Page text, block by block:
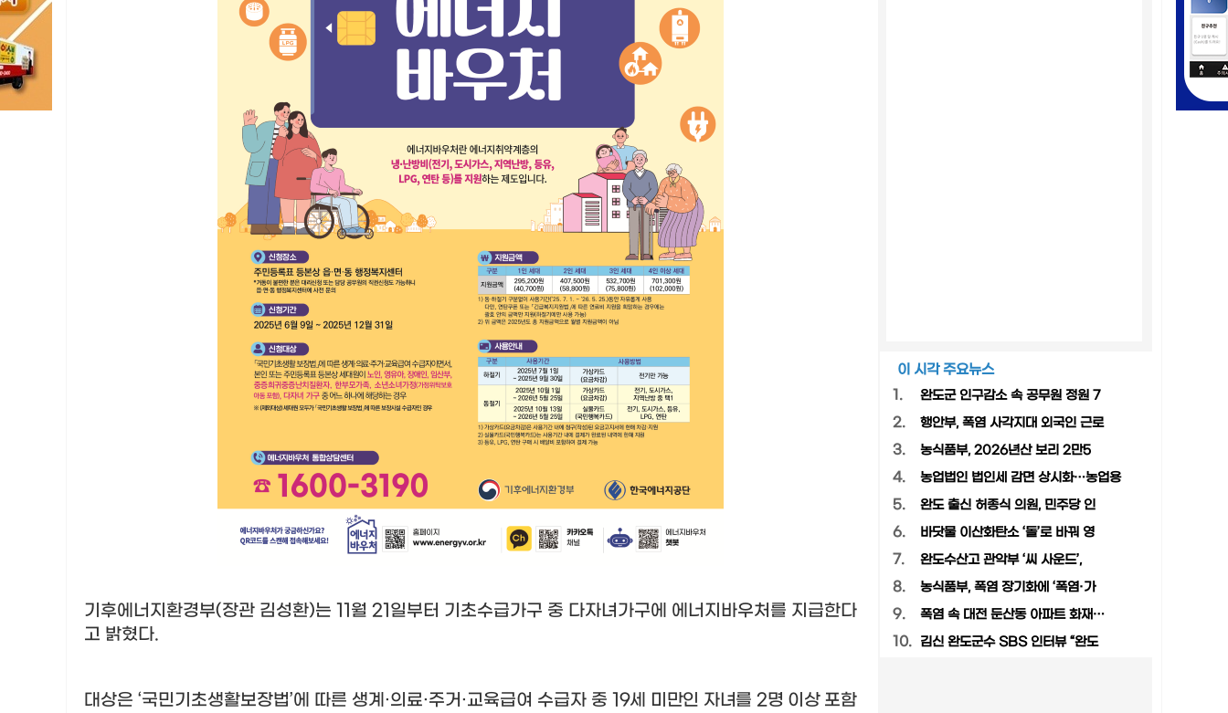
기후에너지환경부(장관 김성환)는 11 월 21 일부터 기초수급가구 중 다자녀가구에 에너지바우처를 지급한다
고 밝혔다.
대상은 ‘국민기초생활보장법’에 따른 생계 ·의료·주거·교육급여 수급자 중 19세 미만인 자녀를 2명 이상 포함
이 시각 주요뉴스
1.
완도군 인구감소 속 공무원 정원 7
2. 행안부, 폭염 사각지대 외국인 근로
3. 농식품부, 2026년산 보리 2만5
4. 농업법인 법인세 감면 상시화…농업용
5. 완도 출신 허종식 의원, 민주당 인
6. 바닷물 이산화탄소 ‘돌’로 바꿔 영
7. 완도수산고 관악부 ‘씨 사운드’,
8. 농식품부, 폭염 장기화에 ‘폭염·가
9. 폭염 속 대전 둔산동 아파트 화재…
10. 김신 완도군수 SBS 인터뷰 “완도